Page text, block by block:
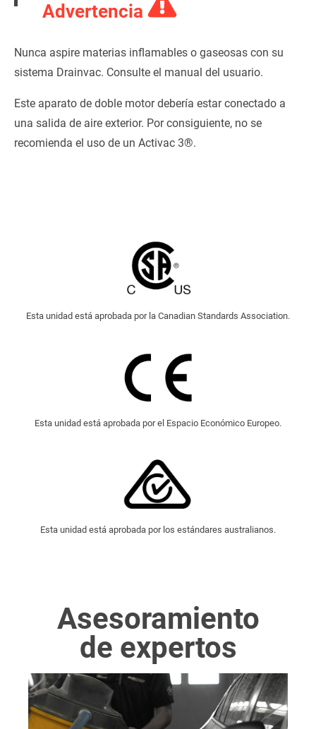
Advertencia
Nunca aspire materias inflamables o gaseosas con su
sistema Drainvac. Consulte el manual del usuario.
Este aparato de doble motor debería estar conectado a
una salida de aire exterior. Por consiguiente, no se
recomienda el uso de un Activac 3®.
Esta unidad está aprobada por la Canadian Standards Association.
Esta unidad está aprobada por el Espacio Económico Europeo.
Esta unidad está aprobada por los estándares australianos.
Asesoramiento
de expertos